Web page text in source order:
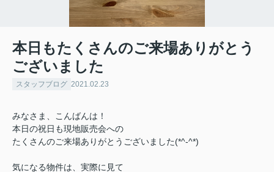
本日もたくさんのご来場ありがとう
ございました
スタッフブログ 2021.02.23
みなさま、こんばんは！
本日の祝日も現地販売会への
たくさんのご来場ありがとうございました(*^-^*)
気になる物件は、実際に見て